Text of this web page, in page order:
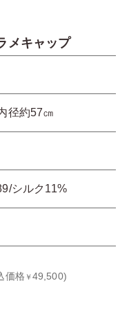
メキャップ
径約57㎝
シルク11%
価格 ￥49,500)